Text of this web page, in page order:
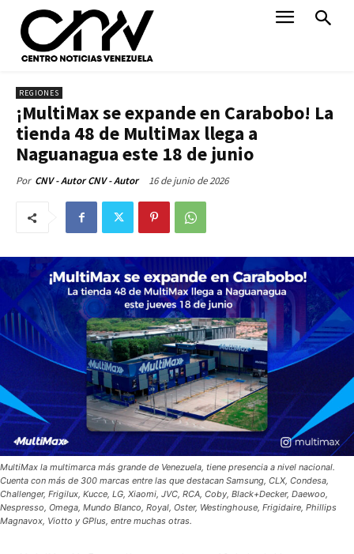
REGIONES
¡MultiMax se expande en Carabobo! La
tienda 48 de MultiMax llega a
Naguanagua este 18 de junio
Por CNV - Autor CNV - Autor 16 de junio de 2026
MultiMax la multimarca más grande de Venezuela, tiene presencia a nivel nacional.
Cuenta con más de 300 marcas entre las que destacan Samsung, CLX, Condesa,
Challenger, Frigilux, Kucce, LG, Xiaomi, JVC, RCA, Coby, Black+Decker, Daewoo,
Nespresso, Omega, Mundo Blanco, Royal, Oster, Westinghouse, Frigidaire, Phillips
Magnavox, Viotto y GPlus, entre muchas otras.